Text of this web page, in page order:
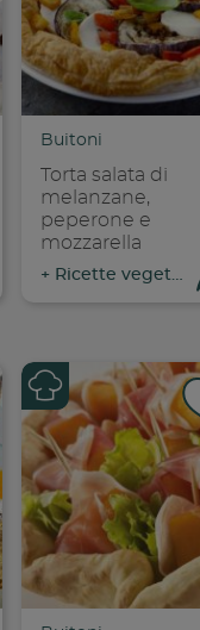
Buitoni
Torta salata di
melanzane,
peperone e
mozzarella
+ Ricette vegetariane